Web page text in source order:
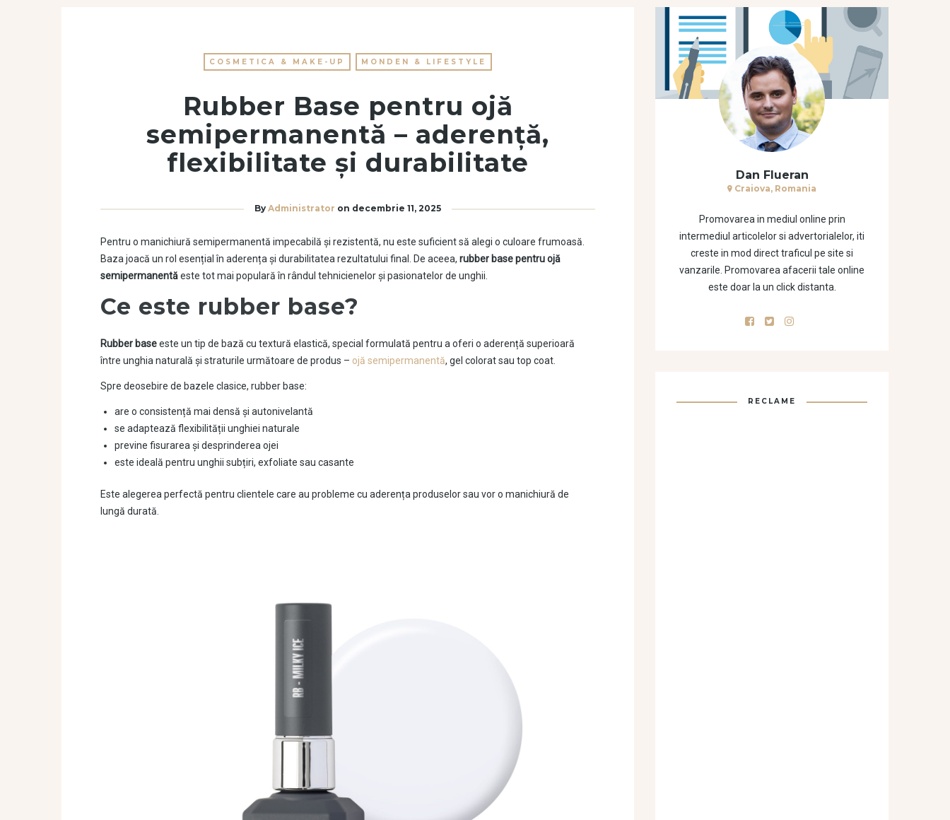
COSMETICA & MAKE-UP MONDEN & LIFESTYLE
Rubber Base pentru ojă
semipermanentă – aderență,
flexibilitate și durabilitate
By Administrator on decembrie 11, 2025
Pentru o manichiură semipermanentă impecabilă și rezistentă, nu este suficient să alegi o culoare frumoasă.
Baza joacă un rol esențial în aderența și durabilitatea rezultatului final. De aceea, rubber base pentru ojă
semipermanentăeste tot mai populară în rândul tehnicienelor și pasionatelor de unghii.
Ce este rubber base?
Rubber baseeste un tip de bază cu textură elastică, special formulată pentru a oferi o aderență superioară
între unghia naturală și straturile următoare de produs – ojă semipermanentă, gel colorat sau top coat.
Spre deosebire de bazele clasice, rubber base:
are o consistență mai densă și autonivelantă
se adaptează flexibilității unghiei naturale
previne fisurarea și desprinderea ojei
este ideală pentru unghii subțiri, exfoliate sau casante
Este alegerea perfectă pentru clientele care au probleme cu aderența produselor sau vor o manichiură de
lungă durată.
Dan Flueran
Craiova, Romania
Promovarea in mediul online prin
intermediul articolelor si advertorialelor, iti
creste in mod direct traficul pe site si
vanzarile. Promovarea afacerii tale online
este doar la un click distanta.
RECLAME